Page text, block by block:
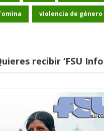
violencia de género
recibir ‘FSU